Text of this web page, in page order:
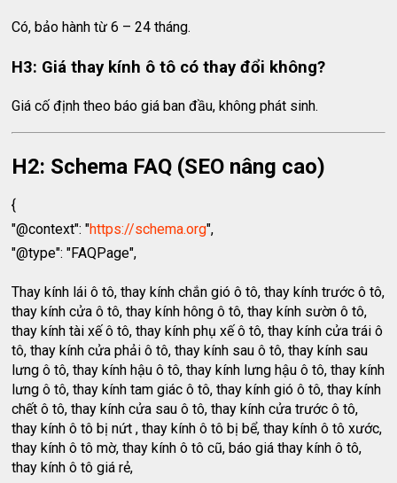
Có, bảo hành từ 6 – 24 tháng.
H3: Giá thay kính ô tô có thay đổi không?
Giá cố định theo báo giá ban đầu, không phát sinh.
H2: Schema FAQ (SEO nâng cao)
{
"@context": "https://schema.org",
"@type": "FAQPage",
Thay kính lái ô tô, thay kính chắn gió ô tô, thay kính trước ô tô,
thay kính cửa ô tô, thay kính hông ô tô, thay kính sườn ô tô,
thay kính tài xế ô tô, thay kính phụ xế ô tô, thay kính cửa trái ô
tô, thay kính cửa phải ô tô, thay kính sau ô tô, thay kính sau
lưng ô tô, thay kính hậu ô tô, thay kính lưng hậu ô tô, thay kính
lưng ô tô, thay kính tam giác ô tô, thay kính gió ô tô, thay kính
chết ô tô, thay kính cửa sau ô tô, thay kính cửa trước ô tô,
thay kính ô tô bị nứt , thay kính ô tô bị bể, thay kính ô tô xước,
thay kính ô tô mờ, thay kính ô tô cũ, báo giá thay kính ô tô,
thay kính ô tô giá rẻ,